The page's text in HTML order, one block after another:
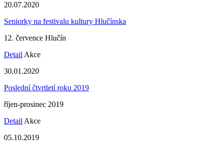
20.07.2020
Seniorky na festivalu kultury Hlučínska
12. července Hlučín
Detail Akce
30.01.2020
Poslední čtvrtletí roku 2019
říjen-prosinec 2019
Detail Akce
05.10.2019